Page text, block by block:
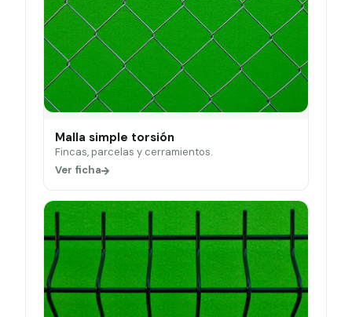
Malla simple torsión
Fincas, parcelas y cerramientos.
Ver ficha